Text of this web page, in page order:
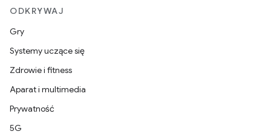
ODKRYWAJ
Gry
Systemy uczące się
Zdrowie i fitness
Aparat i multimedia
Prywatność
5G